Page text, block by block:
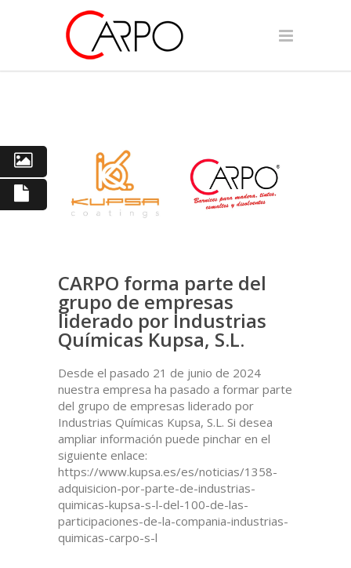
CARPO forma parte del
grupo de empresas
liderado por Industrias
Químicas Kupsa, S.L.
Desde el pasado 21 de junio de 2024
nuestra empresa ha pasado a formar parte
del grupo de empresas liderado por
Industrias Químicas Kupsa, S.L. Si desea
ampliar información puede pinchar en el
siguiente enlace:
https://www.kupsa.es/es/noticias/1358-
adquisicion-por-parte-de-industrias-
quimicas-kupsa-s-l-del-100-de-las-
participaciones-de-la-compania-industrias-
quimicas-carpo-s-l